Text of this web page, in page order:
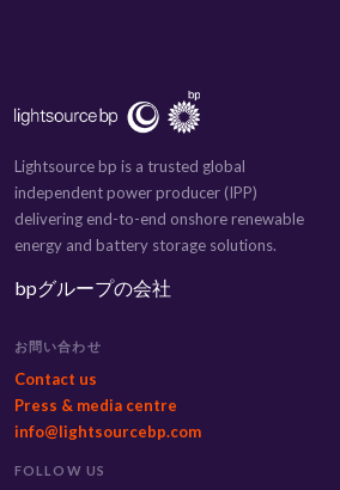
Lightsource bp is a trusted global
independent power producer (IPP)
delivering end-to-end onshore renewable
energy and battery storage solutions.
bpグループの会社
お問い合わせ
Contact us
Press & media centre
info@lightsourcebp.com
FOLLOW US